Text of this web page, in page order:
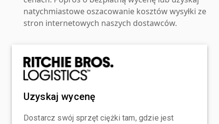
natychmiastowe oszacowanie kosztów wysyłki ze
stron internetowych naszych dostawców.
Uzyskaj wycenę
Dostarcz swój sprzęt ciężki tam, gdzie jest